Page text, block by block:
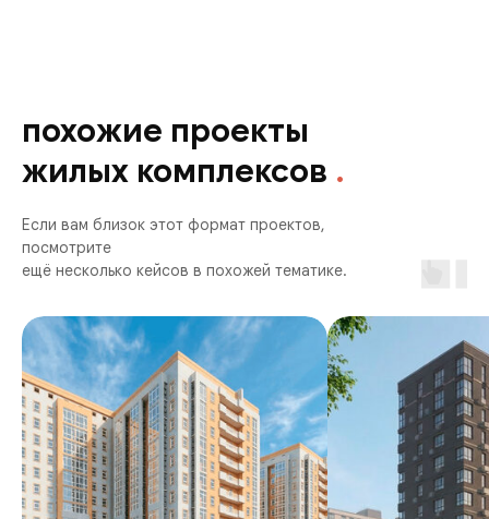
похожие проекты
жилых комплексов .
Если вам близок этот формат проектов,
посмотрите
ещё несколько кейсов в похожей тематике.